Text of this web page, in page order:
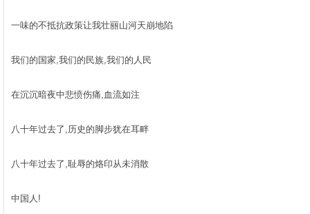
一味的不抵抗政策让我壮丽山河天崩地陷
我们的国家,我们的民族,我们的人民
在沉沉暗夜中悲愤伤痛,血流如注
八十年过去了,历史的脚步犹在耳畔
八十年过去了,耻辱的烙印从未消散
中国人!